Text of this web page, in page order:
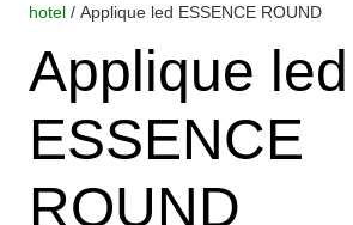
hotel / Applique led ESSENCE ROUND
Applique led
ESSENCE
ROUND